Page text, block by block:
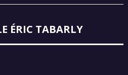
ÉRIC TABARLY